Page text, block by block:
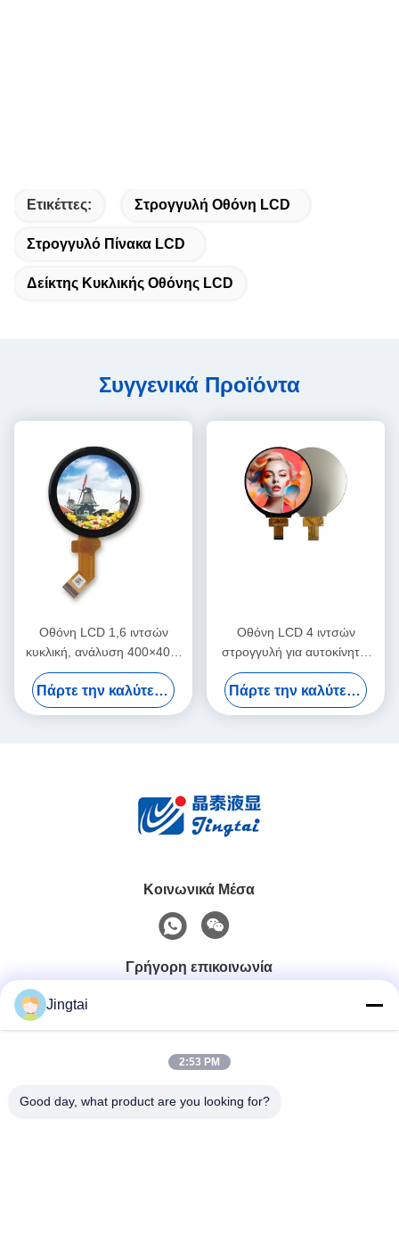
Ετικέττες: Στρογγυλή Οθόνη LCD
Στρογγυλό Πίνακα LCD
Δείκτης Κυκλικής Οθόνης LCD
Συγγενικά Προϊόντα
Οθόνη LCD 1,6 ιντσών
κυκλική, ανάλυση 400×400,
300cd/m2 για έξυπνες
οικιακές συσκευέςΠάρτε την καλύτερη τιμή
Οθόνη LCD 4 ιντσών
στρογγυλή για αυτοκίνητα,
ανάλυσης 720x720 pixels,
υψηλής φωτεινότηταςΠάρτε την καλύτερη τιμή
Κοινωνικά Μέσα
Γρήγορη επικοινωνία
0086-755-27491128
Ηλεκτρονικό
Jingtai
2:53 PM
Good day, what product are you looking for?